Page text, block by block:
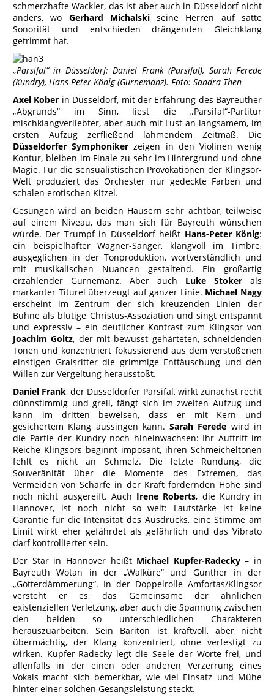
schmerzhafte Wackler, das ist aber auch in Düsseldorf nicht
anders, wo Gerhard Michalskiseine Herren auf satte
Sonorität und entschieden drängenden Gleichklang
getrimmt hat.
„Parsifal“ in Düsseldorf: Daniel Frank (Parsifal), Sarah Ferede
(Kundry), Hans-Peter König (Gurnemanz). Foto: Sandra Then
Axel Kober in Düsseldorf, mit der Erfahrung des Bayreuther
„Abgrunds“ im Sinn, liest die „Parsifal“-Partitur
mischklangverliebter, aber auch mit Lust an langsamem, im
ersten Aufzug zerfließend lahmendem Zeitmaß. Die
Düsseldorfer Symphoniker zeigen in den Violinen wenig
Kontur, bleiben im Finale zu sehr im Hintergrund und ohne
Magie. Für die sensualistischen Provokationen der Klingsor-
Welt produziert das Orchester nur gedeckte Farben und
schalen erotischen Kitzel.
Gesungen wird an beiden Häusern sehr achtbar, teilweise
auf einem Niveau, das man sich für Bayreuth wünschen
würde. Der Trumpf in Düsseldorf heißt Hans-Peter König:
ein beispielhafter Wagner-Sänger, klangvoll im Timbre,
ausgeglichen in der Tonproduktion, wortverständlich und
mit musikalischen Nuancen gestaltend. Ein großartig
erzählender Gurnemanz. Aber auch Luke Stoker als
markanter Titurel überzeugt auf ganzer Linie. Michael Nagy
erscheint im Zentrum der sich kreuzenden Linien der
Bühne als blutige Christus-Assoziation und singt entspannt
und expressiv – ein deutlicher Kontrast zum Klingsor von
Joachim Goltz, der mit bewusst gehärteten, schneidenden
Tönen und konzentriert fokussierend aus dem verstoßenen
einstigen Gralsritter die grimmige Enttäuschung und den
Willen zur Vergeltung herausstößt.
Daniel Frank, der Düsseldorfer Parsifal, wirkt zunächst recht
dünnstimmig und grell, fängt sich im zweiten Aufzug und
kann im dritten beweisen, dass er mit Kern und
gesichertem Klang aussingen kann.Sarah Ferede wird in
die Partie der Kundry noch hineinwachsen: Ihr Auftritt im
Reiche Klingsors beginnt imposant, ihren Schmeicheltönen
fehlt es nicht an Schmelz. Die letzte Rundung, die
Souveränität über die Momente des Extremen, das
Vermeiden von Schärfe in der Kraft fordernden Höhe sind
noch nicht ausgereift. Auch Irene Roberts, die Kundry in
Hannover, ist noch nicht so weit: Lautstärke ist keine
Garantie für die Intensität des Ausdrucks, eine Stimme am
Limit wirkt eher gefährdet als gefährlich und das Vibrato
darf kontrollierter sein.
Der Star in Hannover heißt Michael Kupfer-Radecky– in
Bayreuth Wotan in der „Walküre“ und Gunther in der
„Götterdämmerung“. In der Doppelrolle Amfortas/Klingsor
versteht er es, das Gemeinsame der ähnlichen
existenziellen Verletzung, aber auch die Spannung zwischen
den beiden so unterschiedlichen Charakteren
herauszuarbeiten. Sein Bariton ist kraftvoll, aber nicht
übermächtig, der Klang konzentriert, ohne verfestigt zu
wirken. Kupfer-Radecky legt die Seele der Worte frei, und
allenfalls in der einen oder anderen Verzerrung eines
Vokals macht sich bemerkbar, wie viel Einsatz und Mühe
hinter einer solchen Gesangsleistung steckt.